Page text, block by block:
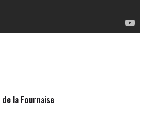
la Fournaise